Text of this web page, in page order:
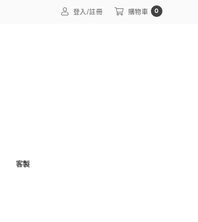
登入/註冊 購物車 0
客製